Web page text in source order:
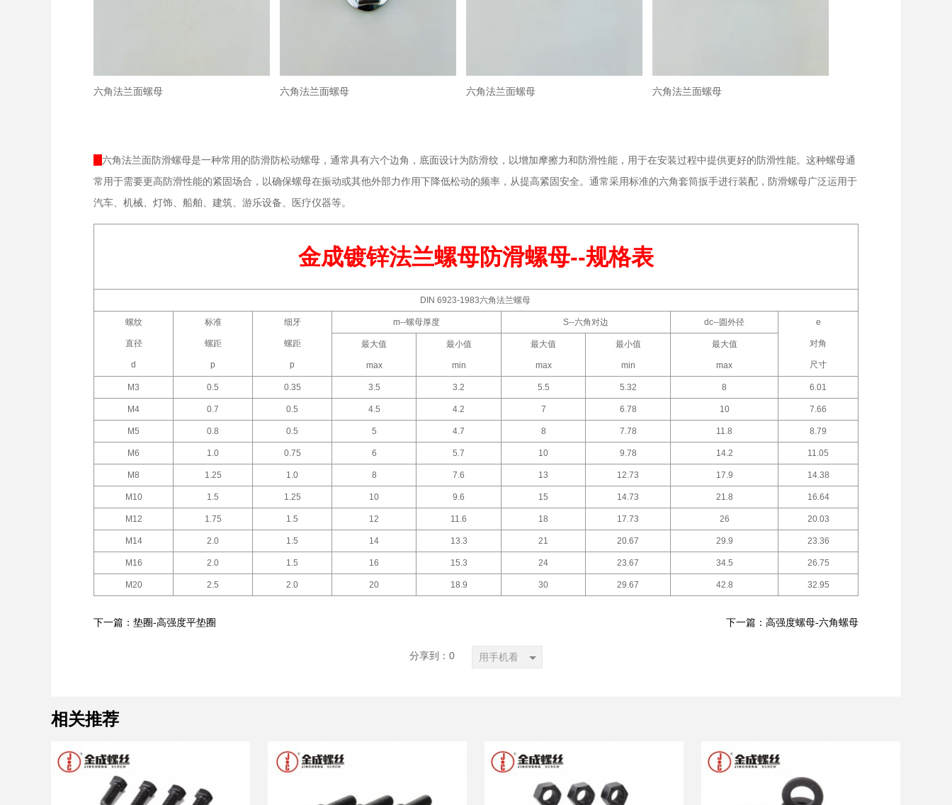
六角法兰面螺母 六角法兰面螺母 六角法兰面螺母 六角法兰面螺母
六角法兰面防滑螺母是一种常用的防滑防松动螺母，通常具有六个边角，底面设计为防滑纹，以增加摩擦力和防滑性能，用于在安装过程中提供更好的防滑性能。这种螺母通
常用于需要更高防滑性能的紧固场合，以确保螺母在振动或其他外部力作用下降低松动的频率，从提高紧固安全。通常采用标准的六角套筒扳手进行装配，防滑螺母广泛运用于
汽车、机械、灯饰、船舶、建筑、游乐设备、医疗仪器等。
金成镀锌法兰螺母防滑螺母--规格表
DIN 6923-1983六角法兰螺母
螺纹
直径
d
标准
螺距
p
细牙
螺距
p
m--螺母厚度 S--六角对边 dc--圆外径 e
对角
尺寸
最大值
max
最小值
min
最大值
max
最小值
min
最大值
max
M3 0.5 0.35 3.5 3.2 5.5 5.32 8 6.01
M4 0.7 0.5 4.5 4.2 7 6.78 10 7.66
M5 0.8 0.5 5 4.7 8 7.78 11.8 8.79
M6 1.0 0.75 6 5.7 10 9.78 14.2 11.05
M8 1.25 1.0 8 7.6 13 12.73 17.9 14.38
M10 1.5 1.25 10 9.6 15 14.73 21.8 16.64
M12 1.75 1.5 12 11.6 18 17.73 26 20.03
M14 2.0 1.5 14 13.3 21 20.67 29.9 23.36
M16 2.0 1.5 16 15.3 24 23.67 34.5 26.75
M20 2.5 2.0 20 18.9 30 29.67 42.8 32.95
下一篇：垫圈-高强度平垫圈 下一篇：高强度螺母-六角螺母
分享到： 0 用手机看
相关推荐